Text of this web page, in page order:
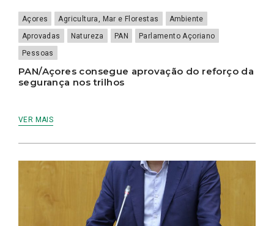
Açores Agricultura, Mar e Florestas
Ambiente
Aprovadas
Natureza PAN
Parlamento Açoriano
Pessoas
PAN/Açores consegue aprovação do reforço da
segurança nos trilhos
VER MAIS